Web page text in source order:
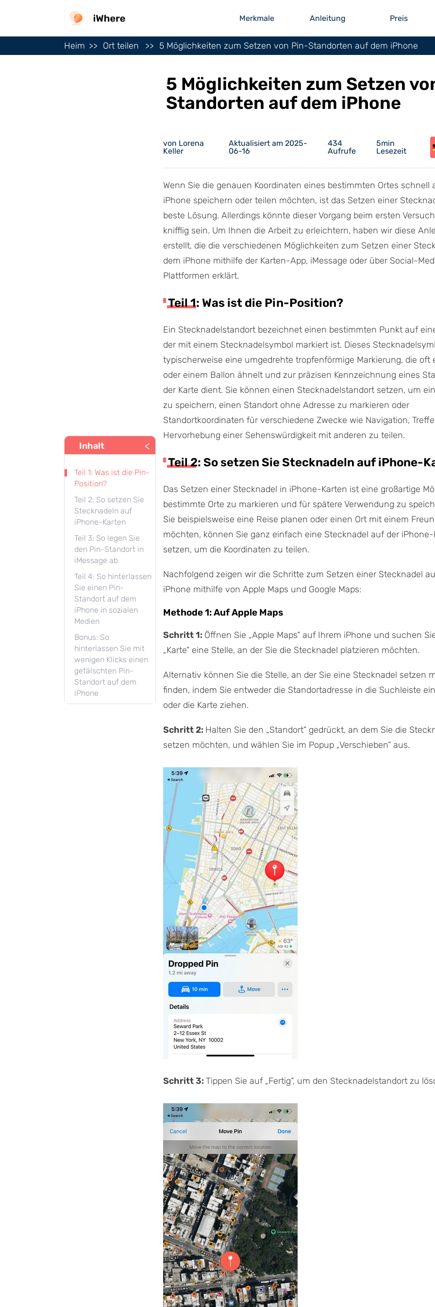
Merkmale Anleitung Preis
Heim Ort teilen 5 Möglichkeiten zum Setzen von Pin-Standorten auf dem iPhone
5 Möglichkeiten zum Setzen
Standorten auf dem iPhone
Inhalt <
Teil 1: Was ist die Pin-
Position?
Teil 2: So setzen Sie
Stecknadeln auf
iPhone-Karten
Teil 3: So legen Sie
den Pin-Standort in
iMessage ab
Teil 4: So hinterlassen
Sie einen Pin-
Standort auf dem
iPhone in sozialen
Medien
Bonus: So
hinterlassen Sie mit
wenigen Klicks einen
gefälschten Pin-
Standort auf dem
iPhone
von Lorena
Keller
Aktualisiert am 2025-
06-16
434
Aufrufe
5min
Lesezeit
Wenn Sie die genauen Koordinaten eines bestimmten Ortes schnell
iPhone speichern oder teilen möchten, ist das Setzen einer
beste Lösung. Allerdings könnte dieser Vorgang beim ersten
knifflig sein. Um Ihnen die Arbeit zu erleichtern, haben wir diese
erstellt, die die verschiedenen Möglichkeiten zum Setzen einer
dem iPhone mithilfe der Karten-App, iMessage oder über Social-
Plattformen erklärt.
Teil 1: Was ist die Pin-Position?
Ein Stecknadelstandort bezeichnet einen bestimmten Punkt auf
der mit einem Stecknadelsymbol markiert ist. Dieses
typischerweise eine umgedrehte tropfenförmige Markierung, die oft
oder einem Ballon ähnelt und zur präzisen Kennzeichnung eines
der Karte dient. Sie können einen Stecknadelstandort setzen, um
zu speichern, einen Standort ohne Adresse zu markieren oder
Standortkoordinaten für verschiedene Zwecke wie Navigation,
Hervorhebung einer Sehenswürdigkeit mit anderen zu teilen.
Teil 2: So setzen Sie Stecknadeln auf iPhone-
Das Setzen einer Stecknadel in iPhone-Karten ist eine großartige
bestimmte Orte zu markieren und für spätere Verwendung zu
Sie beispielsweise eine Reise planen oder einen Ort mit einem
möchten, können Sie ganz einfach eine Stecknadel auf der iPhone-
setzen, um die Koordinaten zu teilen.
Nachfolgend zeigen wir die Schritte zum Setzen einer Stecknadel
iPhone mithilfe von Apple Maps und Google Maps:
Methode 1: Auf Apple Maps
Schritt 1: Öffnen Sie „Apple Maps“ auf Ihrem iPhone und suchen
„Karte“ eine Stelle, an der Sie die Stecknadel platzieren möchten.
Alternativ können Sie die Stelle, an der Sie eine Stecknadel setzen
finden, indem Sie entweder die Standortadresse in die Suchleiste
oder die Karte ziehen.
Schritt 2: Halten Sie den „Standort“ gedrückt, an dem Sie die
setzen möchten, und wählen Sie im Popup „Verschieben“ aus.
Schritt 3: Tippen Sie auf „Fertig“, um den Stecknadelstandort zu